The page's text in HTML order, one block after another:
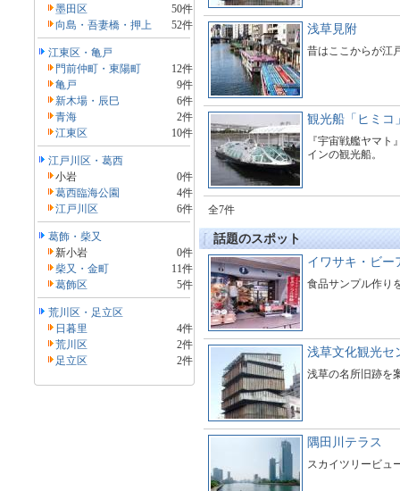
墨田区
50件
向島・吾妻橋・押上
52件
江東区・亀戸
門前仲町・東陽町
12件
亀戸
9件
新木場・辰巳
6件
青海
2件
江東区
10件
江戸川区・葛西
小岩
0件
葛西臨海公園
4件
江戸川区
6件
葛飾・柴又
新小岩
0件
柴又・金町
11件
葛飾区
5件
荒川区・足立区
日暮里
4件
荒川区
2件
足立区
2件
浅草見附
昔はここからが江
観光船「ヒミコ
『宇宙戦艦ヤマ
インの観光船。
全7件
話題のスポット
イワサキ・ビー
食品サンプル作り
浅草文化観光セ
浅草の名所旧跡を
隅田川テラス
スカイツリービュ